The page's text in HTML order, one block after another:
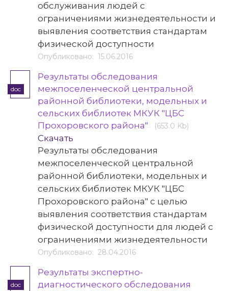
обслуживания людей с
ограничениями жизнедеятельности и
выявления соответствия стандартам
физической доступности
Опубликовано: 15.06.2016
doc
Результаты обследования
межпоселенческой центральной
районной библиотеки, модельных и
сельских библиотек МКУК "ЦБС
Прохоровского района"
(653.0 Kb)
Скачать
Результаты обследования
межпоселенческой центральной
районной библиотеки, модельных и
сельских библиотек МКУК "ЦБС
Прохоровского района" с целью
выявления соответствия стандартам
физической доступности для людей с
ограничениями жизнедеятельности
Опубликовано: 28.04.2016
doc
Результаты экспертно-
диагностического обследования